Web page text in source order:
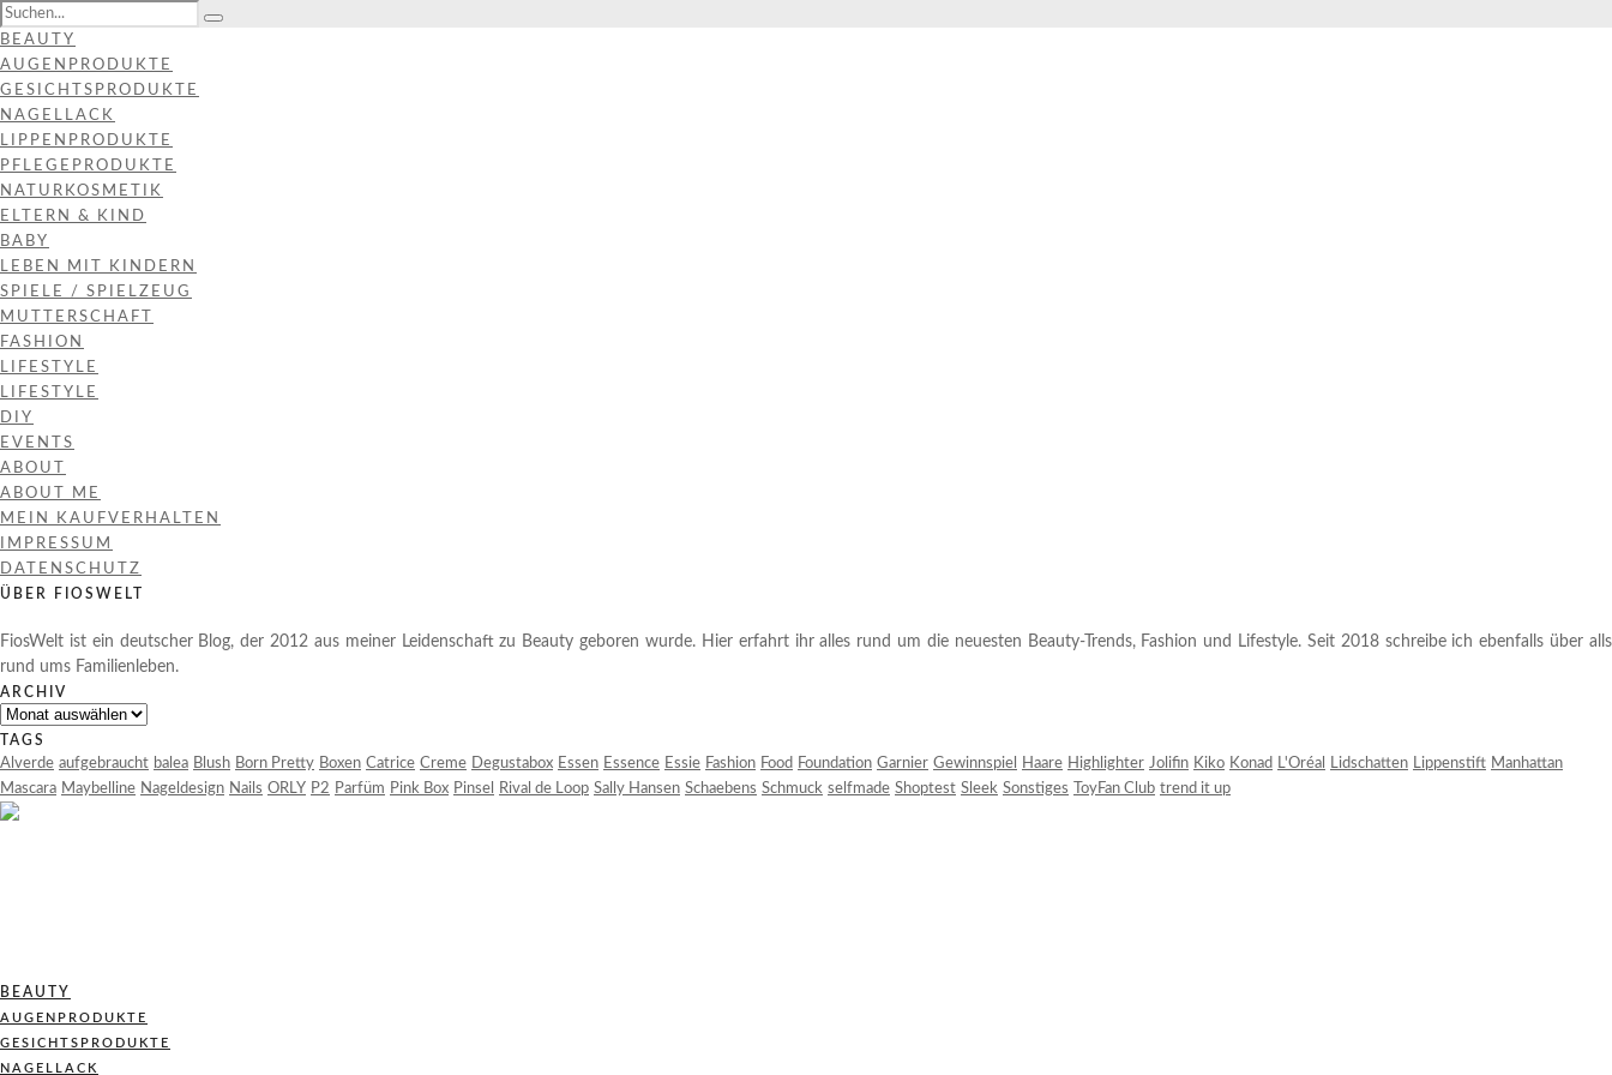
BEAUTY
AUGENPRODUKTE
GESICHTSPRODUKTE
NAGELLACK
LIPPENPRODUKTE
PFLEGEPRODUKTE
NATURKOSMETIK
ELTERN & KIND
BABY
LEBEN MIT KINDERN
SPIELE / SPIELZEUG
MUTTERSCHAFT
FASHION
LIFESTYLE
LIFESTYLE
DIY
EVENTS
ABOUT
ABOUT ME
MEIN KAUFVERHALTEN
IMPRESSUM
DATENSCHUTZ
ÜBER FIOSWELT
FiosWelt ist ein deutscher Blog, der 2012 aus meiner Leidenschaft zu Beauty geboren wurde. Hier erfahrt ihr alles rund um die neuesten Beauty-Trends, Fashion und Lifestyle. Seit 2018 schreibe ich ebenfalls über alls
rund ums Familienleben.
ARCHIV
Archiv
TAGS
Alverde aufgebraucht balea Blush Born Pretty Boxen Catrice Creme Degustabox Essen Essence Essie Fashion Food Foundation Garnier Gewinnspiel Haare Highlighter Jolifin Kiko Konad L'Oréal Lidschatten Lippenstift Manhattan
Mascara Maybelline Nageldesign Nails ORLY P2 Parfüm Pink Box Pinsel Rival de Loop Sally Hansen Schaebens Schmuck selfmade Shoptest Sleek Sonstiges ToyFan Club trend it up
BEAUTY
AUGENPRODUKTE
GESICHTSPRODUKTE
NAGELLACK